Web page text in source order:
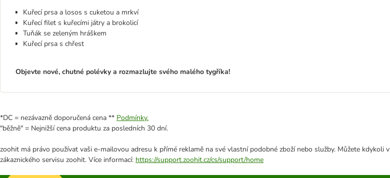
Kuřecí prsa a losos s cuketou a mrkví
Kuřecí filet s kuřecími játry a brokolicí
Tuňák se zeleným hráškem
Kuřecí prsa s chřest
Objevte nové, chutné polévky a rozmazlujte svého malého tygříka!
*DC = nezávazně doporučená cena ** Podmínky.
"běžně" = Nejnižší cena produktu za posledních 30 dní.
zoohit má právo používat vaši e-mailovou adresu k přímé reklamě na své vlastní podobné zboží nebo služby. Můžete
zákaznického servisu zoohit. Více informací: https://support.zoohit.cz/cs/support/home